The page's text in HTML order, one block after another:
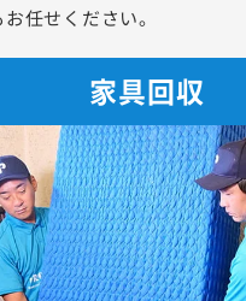
任せください。
家具回収